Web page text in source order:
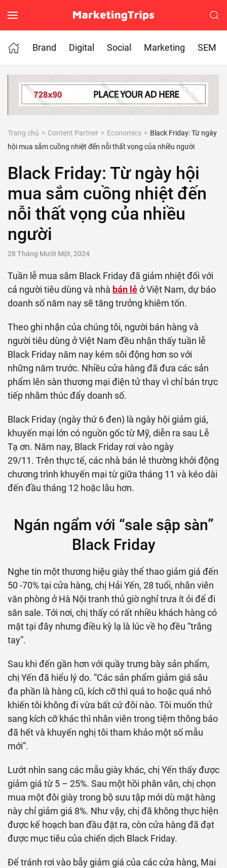
Skip to main content
Brand
Digital Social Marketing SEM
Trang chủ Content Partner Economics
Black Friday: Từ ngày
hội mua sắm cuồng nhiệt đến nỗi thất vọng của nhiều người
Black Friday: Từ ngày hội
mua sắm cuồng nhiệt đến
nỗi thất vọng của nhiều
người
28 Tháng Mười Một, 2024
Tuần lễ mua sắm Black Friday đã giảm nhiệt đối với
cả người tiêu dùng và nhà bán lẻở Việt Nam, dự báo
doanh số năm nay sẽ tăng trưởng khiêm tốn.
Theo ghi nhận của chúng tôi, người bán hàng và
người tiêu dùng ở Việt Nam đều nhận thấy tuần lễ
Black Friday năm nay kém sôi động hơn so với
những năm trước. Nhiều cửa hàng đã đưa các sản
phẩm lên sàn thương mại điện tử thay vì chỉ bán trực
tiếp nhằm thúc đẩy doanh số.
Black Friday (ngày thứ 6 đen) là ngày hội giảm giá,
khuyến mại lớn có nguồn gốc từ Mỹ, diễn ra sau Lễ
Tạ ơn. Năm nay, Black Friday rơi vào ngày
29/11. Trên thực tế, các nhà bán lẻ thường khởi động
chương trình khuyến mại từ giữa tháng 11 và kéo dài
đến đầu tháng 12 hoặc lâu hơn.
Ngán ngẩm với “sale sập sàn”
Black Friday
Nghe tin một thương hiệu giày thể thao giảm giá đến
50 -70% tại cửa hàng, chị Hải Yến, 28 tuổi, nhân viên
văn phòng ở Hà Nội tranh thủ giờ nghỉ trưa ít ỏi để đi
săn sale. Tới nơi, chị thấy có rất nhiều khách hàng có
mặt tại đây nhưng điều kỳ lạ là lúc về họ đều “trắng
tay”.
Sau khi đến gần hơn với quầy trưng bày sản phẩm,
chị Yến đã hiểu lý do. “Các sản phẩm giảm giá sâu
đa phần là hàng cũ, kích cỡ thì quá to hoặc quá nhỏ
khiến tôi không đi vừa bất cứ đôi nào. Tôi muốn thử
sang kích cỡ khác thì nhân viên trong tiệm thông báo
đã hết và khuyến nghị tôi tham khảo một số mẫu
mới”.
Lướt nhìn sang các mẫu giày khác, chị Yến thấy được
giảm giá từ 5 – 25%. Sau một hồi phân vân, chị chọn
mua một đôi giày trong bộ sưu tập mới dù mặt hàng
này chỉ giảm giá 8%. Như vậy, chị đã không thực hiện
được kế hoạch ban đầu đặt ra, còn cửa hàng đã đạt
được mục tiêu của chiến dịch Black Friday.
Để tránh rơi vào bẫy giảm giá của các cửa hàng, Mai